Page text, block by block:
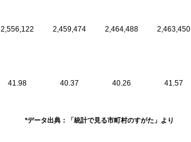
2,556,122 2,459,474 2,464,488 2,463,450
41.98 40.37 40.26 41.57
*データ出典：「統計で見る市町村のすがた」より